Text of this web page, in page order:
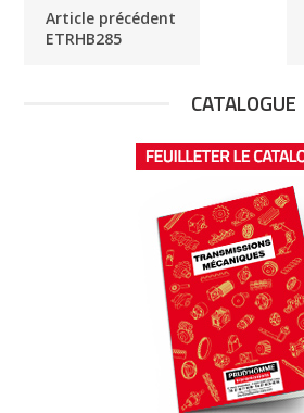
Article précédent
ETRHB285
CATALOGUE